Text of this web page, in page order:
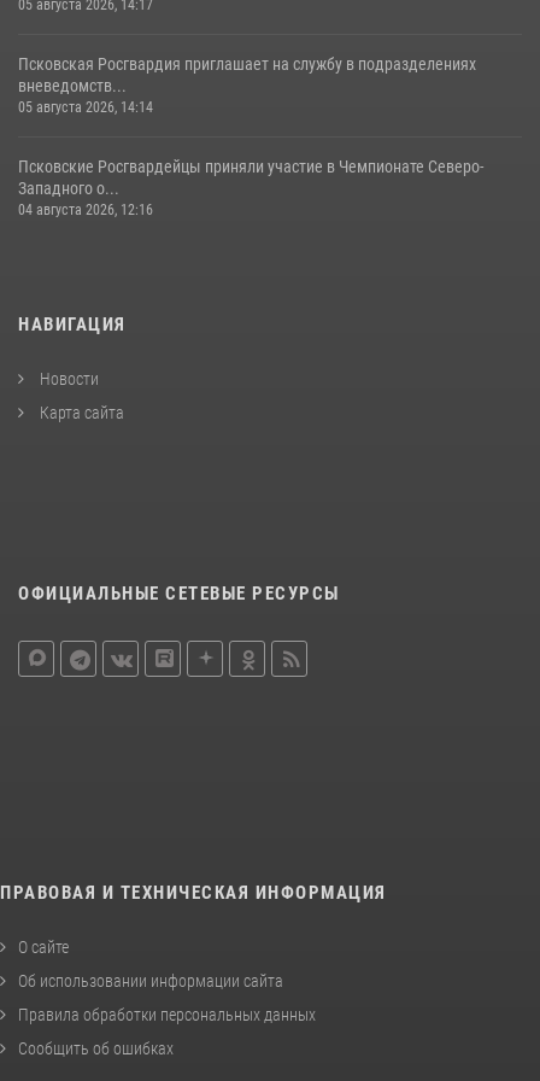
05 августа 2026, 14:17
Псковская Росгвардия приглашает на службу в подразделениях
вневедомств...
05 августа 2026, 14:14
Псковские Росгвардейцы приняли участие в Чемпионате Северо-
Западного о...
04 августа 2026, 12:16
НАВИГАЦИЯ
Новости
Карта сайта
ОФИЦИАЛЬНЫЕ СЕТЕВЫЕ РЕСУРСЫ
ПРАВОВАЯ И ТЕХНИЧЕСКАЯ ИНФОРМАЦИЯ
О сайте
Об использовании информации сайта
Правила обработки персональных данных
Сообщить об ошибках